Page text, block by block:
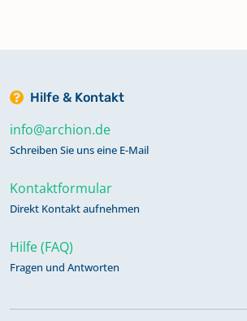
Hilfe & Kontakt
info@archion.de
Schreiben Sie uns eine E-Mail
Kontaktformular
Direkt Kontakt aufnehmen
Hilfe (FAQ)
Fragen und Antworten